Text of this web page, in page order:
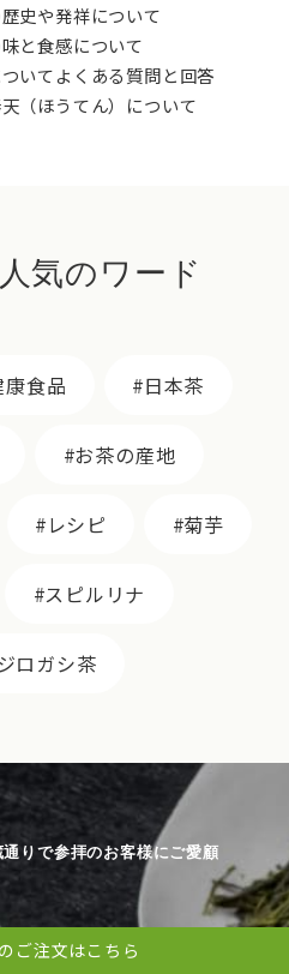
史や発祥について
と食感について
いてよくある質問と回答
（ほうてん）について
気のワード
康食品 日本茶
お茶の産地
レシピ 菊芋
スピルリナ
ロガシ茶
りで参拝のお客様にご愛顧
ご注文はこちら